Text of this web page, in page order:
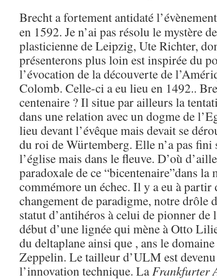
Brecht a fortement antidaté
en 1592. Je n’ai pas résolu le mystère
plasticienne de Leipzig, Ute Richter,
présenterons plus loin est inspirée du
l’évocation de la découverte de
Colomb. Celle-ci a eu lieu en 1492..
centenaire ? Il situe par ailleurs la
dans une relation avec un dogme de
lieu devant l’évêque mais devait se
du roi de Würtemberg. Elle n’a pas fini
l’église mais dans le fleuve. D’où
paradoxale de ce “bicentenaire”dans la
commémore un échec. Il y a eu à partir
changement de paradigme, notre drôle
statut d’antihéros à celui de pionner de
début d’une lignée qui mène à Otto
du deltaplane ainsi que , ans le
Zeppelin. Le tailleur d’ULM est
l’innovation technique. LaFrankfurter